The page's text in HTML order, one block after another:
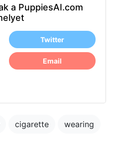
a PuppiesAI.com
Twitter
Email
cigarette
wearing